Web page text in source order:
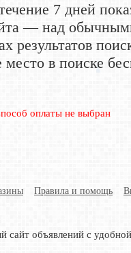
7 дней
— над
результатов
в поиске
оплаты не выбран
Правила и помощь
объявлений с